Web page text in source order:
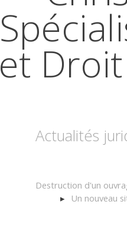
et
Actualités
Destruction d'un
Un nouveau